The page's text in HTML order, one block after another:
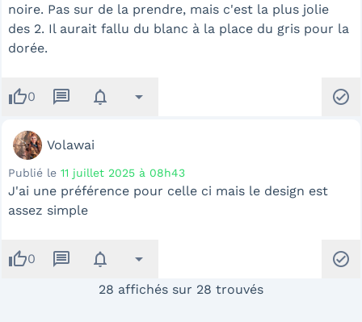
noire. Pas sur de la prendre, mais c'est la plus jolie
des 2. Il aurait fallu du blanc à la place du gris pour la
dorée.
thumb_up0 message notifications arrow_drop_down check_circle
Volawai
Publié le 11 juillet 2025 à 08h43
J'ai une préférence pour celle ci mais le design est
assez simple
thumb_up0 message notifications arrow_drop_down check_circle
28 affichés sur 28 trouvés